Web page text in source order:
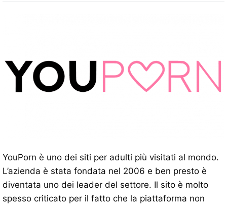
YouPorn è uno dei siti per adulti più visitati al mondo.
L’azienda è stata fondata nel 2006 e ben presto è
diventata uno dei leader del settore. Il sito è molto
spesso criticato per il fatto che la piattaforma non